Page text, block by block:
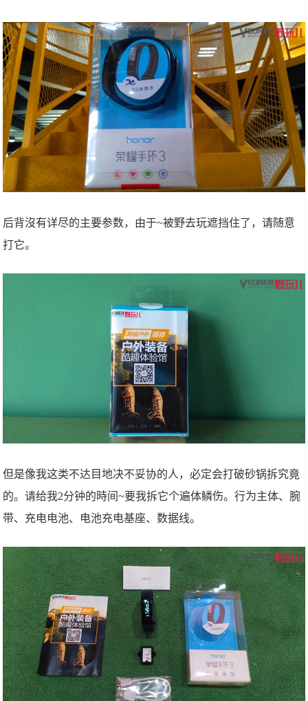
后背沒有详尽的主要参数，由于~被野去玩遮挡住了，请随意
打它。
但是像我这类不达目地决不妥协的人，必定会打破砂锅拆究竟
的。请给我2分钟的時间~要我拆它个遍体鳞伤。行为主体、腕
带、充电电池、电池充电基座、数据线。